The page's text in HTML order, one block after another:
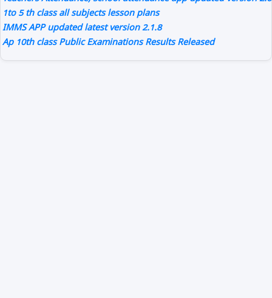
1to 5 th class all subjects lesson plans
IMMS APP updated latest version 2.1.8
Ap 10th class Public Examinations Results Released